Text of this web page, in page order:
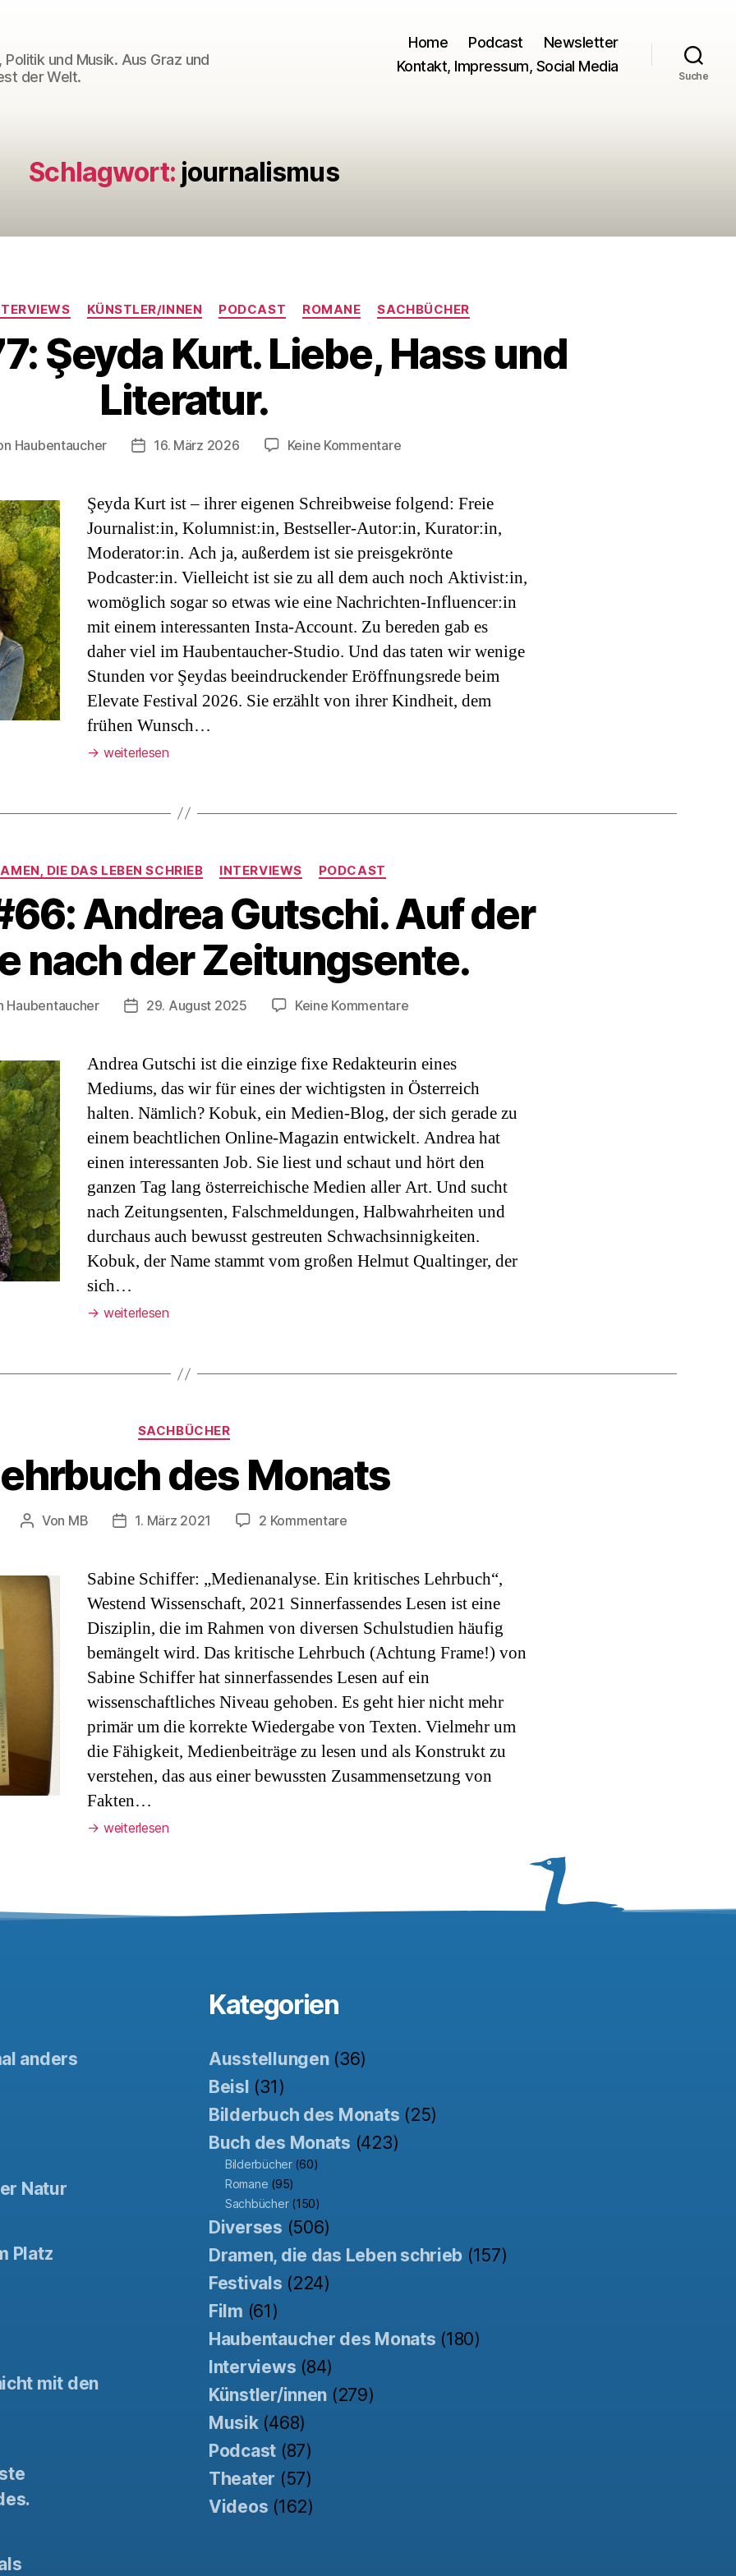
Politik und Musik. Aus Graz und
der Welt.
Home Podcast
Newsletter
Kontakt, Impressum, Social Media
Suche
Schlagwort: journalismus
Kategorien
KÜNSTLER/INNEN PODCAST ROMANE SACHBÜCHER
Şeyda Kurt. Liebe, Hass und
Literatur.
Haubentaucher Veröffentlichungsdatum
16. März 2026 Keine Kommentarezu
Kurt.
Liebe,
Hass
und
Literatur.
Şeyda Kurt ist – ihrer eigenen Schreibweise folgend: Freie
Journalist:in, Kolumnist:in, Bestseller-Autor:in, Kurator:in,
Moderator:in. Ach ja, außerdem ist sie preisgekrönte
Podcaster:in. Vielleicht ist sie zu all dem auch noch Aktivist:in,
womöglich sogar so etwas wie eine Nachrichten-Influencer:in
mit einem interessanten Insta-Account. Zu bereden gab es
daher viel im Haubentaucher-Studio. Und das taten wir wenige
Stunden vor Şeydas beeindruckender Eröffnungsrede beim
Elevate Festival 2026. Sie erzählt von ihrer Kindheit, dem
frühen Wunsch…
→ weiterlesen
Kategorien
DIE DAS LEBEN SCHRIEB INTERVIEWS PODCAST
Andrea Gutschi. Auf der
nach der Zeitungsente.
Haubentaucher Veröffentlichungsdatum
29. August 2025 Keine Kommentarezu
Gutschi.
Auf
der
Suche
nach
der
Zeitungsente.
Andrea Gutschi ist die einzige fixe Redakteurin eines
Mediums, das wir für eines der wichtigsten in Österreich
halten. Nämlich? Kobuk, ein Medien-Blog, der sich gerade zu
einem beachtlichen Online-Magazin entwickelt. Andrea hat
einen interessanten Job. Sie liest und schaut und hört den
ganzen Tag lang österreichische Medien aller Art. Und sucht
nach Zeitungsenten, Falschmeldungen, Halbwahrheiten und
durchaus auch bewusst gestreuten Schwachsinnigkeiten.
Kobuk, der Name stammt vom großen Helmut Qualtinger, der
sich…
→ weiterlesen
Kategorien
SACHBÜCHER
des Monats
Beitragsautor
Von MB Veröffentlichungsdatum
1. März 2021 2 Kommentarezu
Monats
Sabine Schiffer: „Medienanalyse. Ein kritisches Lehrbuch“,
Westend Wissenschaft, 2021 Sinnerfassendes Lesen ist eine
Disziplin, die im Rahmen von diversen Schulstudien häufig
bemängelt wird. Das kritische Lehrbuch (Achtung Frame!) von
Sabine Schiffer hat sinnerfassendes Lesen auf ein
wissenschaftliches Niveau gehoben. Es geht hier nicht mehr
primär um die korrekte Wiedergabe von Texten. Vielmehr um
die Fähigkeit, Medienbeiträge zu lesen und als Konstrukt zu
verstehen, das aus einer bewussten Zusammensetzung von
Fakten…
→ weiterlesen
anders
Natur
Platz
mit den
Kategorien
Ausstellungen(36)
Beisl (31)
Bilderbuch des Monats (25)
Buch des Monats (423)
Bilderbücher(60)
Romane (95)
Sachbücher(150)
Diverses (506)
Dramen, die das Leben schrieb (157)
Festivals (224)
Film (61)
Haubentaucher des Monats (180)
Interviews (84)
Künstler/innen (279)
Musik(468)
Podcast (87)
Theater (57)
Videos (162)